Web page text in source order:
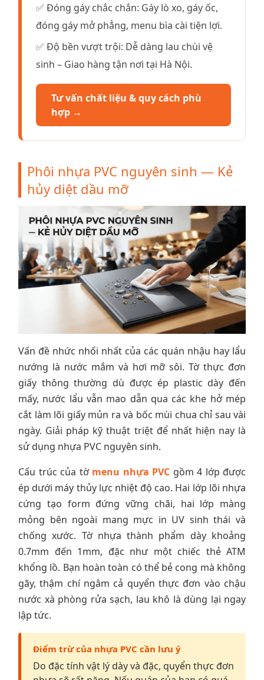
✅ Đóng gáy chắc chắn: Gáy lò xo, gáy ốc,
đóng gáy mở phẳng, menu bìa cài tiện lợi.
✅ Độ bền vượt trội: Dễ dàng lau chùi vệ
sinh – Giao hàng tận nơi tại Hà Nội.
Tư vấn chất liệu & quy cách phù
hợp →
Phôi nhựa PVC nguyên sinh — Kẻ
hủy diệt dầu mỡ
Vấn đề nhức nhối nhất của các quán nhậu hay lẩu
nướng là nước mắm và hơi mỡ sôi. Tờ thực đơn
giấy thông thường dù được ép plastic dày đến
mấy, nước lẩu vẫn mao dẫn qua các khe hở mép
cắt làm lõi giấy mủn ra và bốc mùi chua chỉ sau vài
ngày. Giải pháp kỹ thuật triệt để nhất hiện nay là
sử dụng nhựa PVC nguyên sinh.
Cấu trúc của tờ menu nhựa PVC gồm 4 lớp được
ép dưới máy thủy lực nhiệt độ cao. Hai lớp lõi nhựa
cứng tạo form đứng vững chãi, hai lớp màng
mỏng bên ngoài mang mực in UV sinh thái và
chống xước. Tờ nhựa thành phẩm dày khoảng
0.7mm đến 1mm, đặc như một chiếc thẻ ATM
khổng lồ. Bạn hoàn toàn có thể bẻ cong mà không
gãy, thậm chí ngâm cả quyển thực đơn vào chậu
nước xà phòng rửa sạch, lau khô là dùng lại ngay
lập tức.
Điểm trừ của nhựa PVC cần lưu ý
Do đặc tính vật lý dày và đặc, quyển thực đơn